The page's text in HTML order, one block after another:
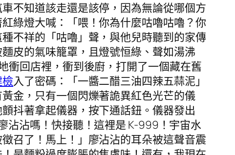
不知道該走還是該停，因為無論從哪個方
綠燈大喊：「喂！你為什麼咕嚕咕嚕？你
不祥的「咕嚕」聲，與他兒時聽到的家傳
皮的氣味籠罩，且燈號恒綠、聲如湯沸
衝回店裡，衝到後廚，打開了一個藏在舊
入了密碼：「一醬二醋三油四辣五蒜泥」
金，只有一個閃爍著詭異紅色光芒的儀
抖著拿起儀器，按下通話鈕。儀器發出
沾沾嗎！快接聽！這裡是 K-999！宇宙水
召了！馬上！」廖沾沾的耳朵被這聲音震